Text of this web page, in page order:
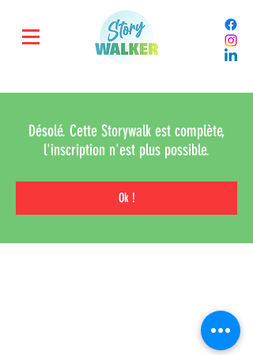
Désolé. Cette Storywalk est complète,
l'inscription n'est plus possible.
Ok !